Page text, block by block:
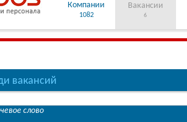
Компании
1082
Вакансии
6
вакансий
слово